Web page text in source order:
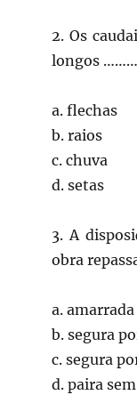
2. Os
longos
a. flechas
b. raios
c. chuva
d. setas
3. A
obra
a.
b. segura
c. segura
d. paira